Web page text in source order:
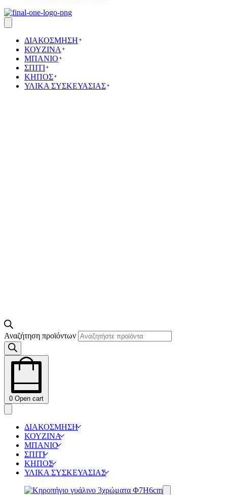
ΔΙΑΚΟΣΜΗΣΗ
ΚΟΥΖΙΝΑ
ΜΠΑΝΙΟ
ΣΠΙΤΙ
ΚΗΠΟΣ
ΥΛΙΚΑ ΣΥΣΚΕΥΑΣΙΑΣ
Αναζήτηση προϊόντων
0 Open cart
ΔΙΑΚΟΣΜΗΣΗ
ΚΟΥΖΙΝΑ
ΜΠΑΝΙΟ
ΣΠΙΤΙ
ΚΗΠΟΣ
ΥΛΙΚΑ ΣΥΣΚΕΥΑΣΙΑΣ